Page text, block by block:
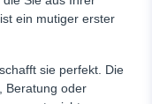
ein mutiger erster
sie perfekt. Die
Beratung oder